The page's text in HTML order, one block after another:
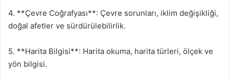
4. **Çevre Coğrafyası**: Çevre sorunları, iklim değişikliği,
doğal afetler ve sürdürülebilirlik.
5. **Harita Bilgisi**: Harita okuma, harita türleri, ölçek ve
yön bilgisi.